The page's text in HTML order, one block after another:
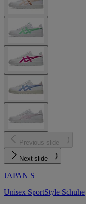
Previous slide
Next slide
JAPAN S
Unisex SportStyle Schuhe